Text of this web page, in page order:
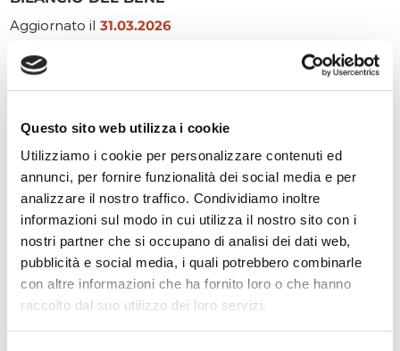
Questo sito web utilizza i cookie
Utilizziamo i cookie per personalizzare contenuti ed
annunci, per fornire funzionalità dei social media e per
analizzare il nostro traffico. Condividiamo inoltre
informazioni sul modo in cui utilizza il nostro sito con i
nostri partner che si occupano di analisi dei dati web,
pubblicità e social media, i quali potrebbero combinarle
con altre informazioni che ha fornito loro o che hanno
raccolto dal suo utilizzo dei loro servizi.
Aggiornato il31.03.2026
INTERVENTI
Donare alla storia. Un totem per gli
PREVISTI Non definito
RICEVUTI +0,00 €
-0,00 €